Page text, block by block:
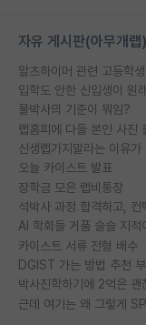
자유 게시판(아무개
알츠하이머 관련 고등학
입학도 안한 신입생이 원
물박사의 기준이 뭐임?
랩홈피에 다들 본인 사진
신생랩가지말라는 이유가
오늘 카이스트 발표
장학금 모은 랩비통장
AI 학회들 거품 슬슬 지적
카이스트 서류 전형 배수
DGIST 가는 방법 추천
근데 여기는 왜 그렇게